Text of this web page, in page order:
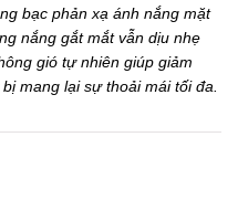
bạc phản xạ ánh nắng mặt
nắng gắt mắt vẫn dịu nhẹ
gió tự nhiên giúp giảm
mang lại sự thoải mái tối đa.